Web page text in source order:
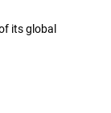
its global